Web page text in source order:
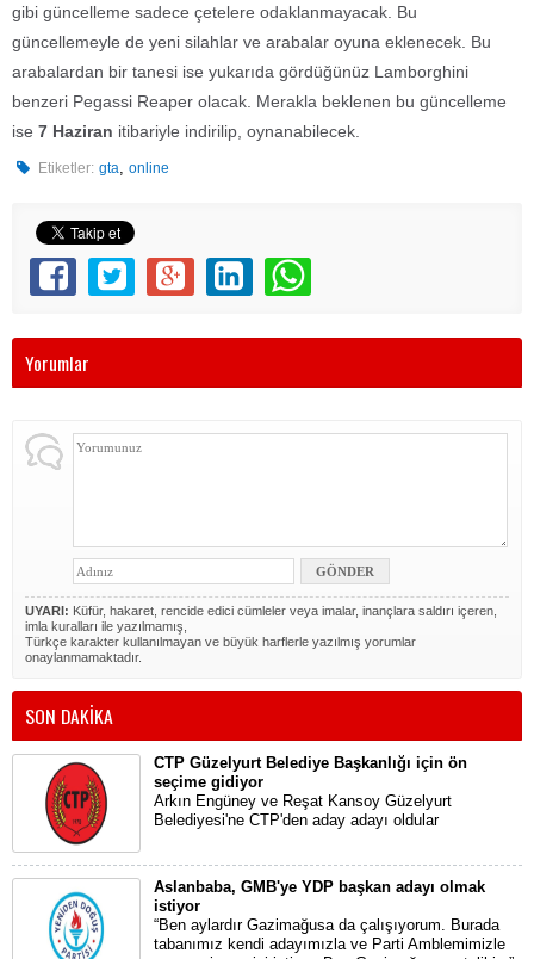
gibi güncelleme sadece çetelere odaklanmayacak. Bu
güncellemeyle de yeni silahlar ve arabalar oyuna eklenecek. Bu
arabalardan bir tanesi ise yukarıda gördüğünüz Lamborghini
benzeri Pegassi Reaper olacak. Merakla beklenen bu güncelleme
ise 7 Haziran itibariyle indirilip, oynanabilecek.
Etiketler: gta ,online
Yorumlar
UYARI: Küfür, hakaret, rencide edici cümleler veya imalar, inançlara saldırı içeren,
imla kuralları ile yazılmamış,
Türkçe karakter kullanılmayan ve büyük harflerle yazılmış yorumlar
onaylanmamaktadır.
SON DAKİKA
CTP Güzelyurt Belediye Başkanlığı için ön
seçime gidiyor
Arkın Engüney ve Reşat Kansoy Güzelyurt
Belediyesi'ne CTP'den aday adayı oldular
Aslanbaba, GMB'ye YDP başkan adayı olmak
istiyor
“Ben aylardır Gazimağusa da çalışıyorum. Burada
tabanımız kendi adayımızla ve Parti Amblemimizle